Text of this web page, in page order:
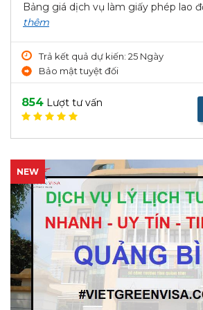
Bảng giá dịch vụ làm giấy phép lao
thêm
Trả kết quả dự kiến: 25 Ngày
Bảo mật tuyệt đối
854 Lượt tư vấn
NEW